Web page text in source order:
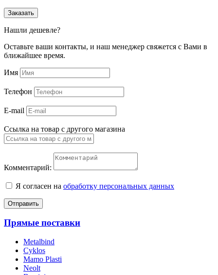
Заказать
Нашли дешевле?
Оставьте ваши контакты, и наш менеджер свяжется с Вами в
ближайшее время.
Имя
Телефон
E-mail
Ссылка на товар с другого магазина
Комментарий:
Я согласен на обработку персональных данных
Отправить
Прямые поставки
Metalbind
Cyklos
Mamo Plasti
Neolt